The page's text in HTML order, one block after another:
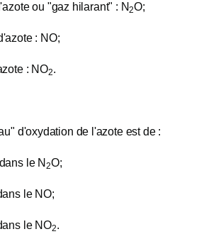
ou "gaz hilarant" : N2O;
: NO;
: NO2.
d'oxydation de l'azote est de :
le N2O;
le NO;
le NO2.